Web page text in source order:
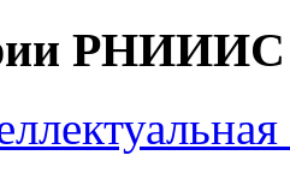
РНИИИС